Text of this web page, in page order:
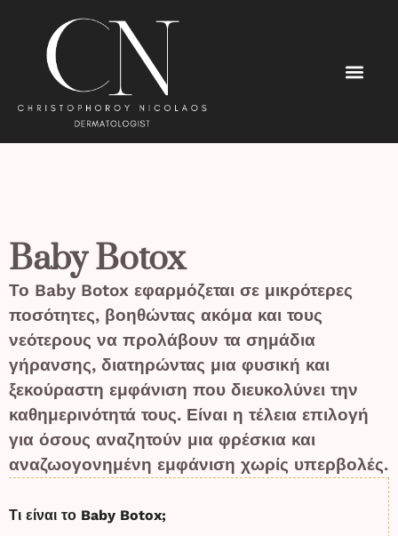
Baby Botox
Το Baby Botox εφαρμόζεται σε μικρότερες
ποσότητες, βοηθώντας ακόμα και τους
νεότερους να προλάβουν τα σημάδια
γήρανσης, διατηρώντας μια φυσική και
ξεκούραστη εμφάνιση που διευκολύνει την
καθημερινότητά τους. Είναι η τέλεια επιλογή
για όσους αναζητούν μια φρέσκια και
αναζωογονημένη εμφάνιση χωρίς υπερβολές.
Τι είναι το Baby Botox;